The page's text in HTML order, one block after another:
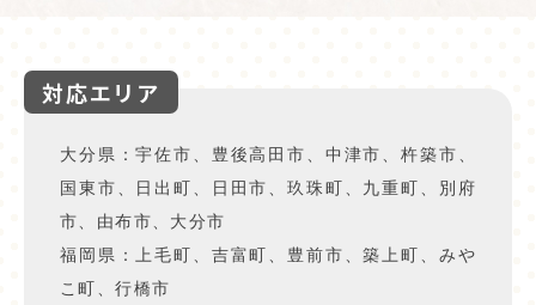
対応エリア
大分県：宇佐市、豊後高田市、中津市、杵築市、
国東市、日出町、日田市、玖珠町、九重町、別府
市、由布市、大分市
福岡県：上毛町、吉富町、豊前市、築上町、みや
こ町、行橋市